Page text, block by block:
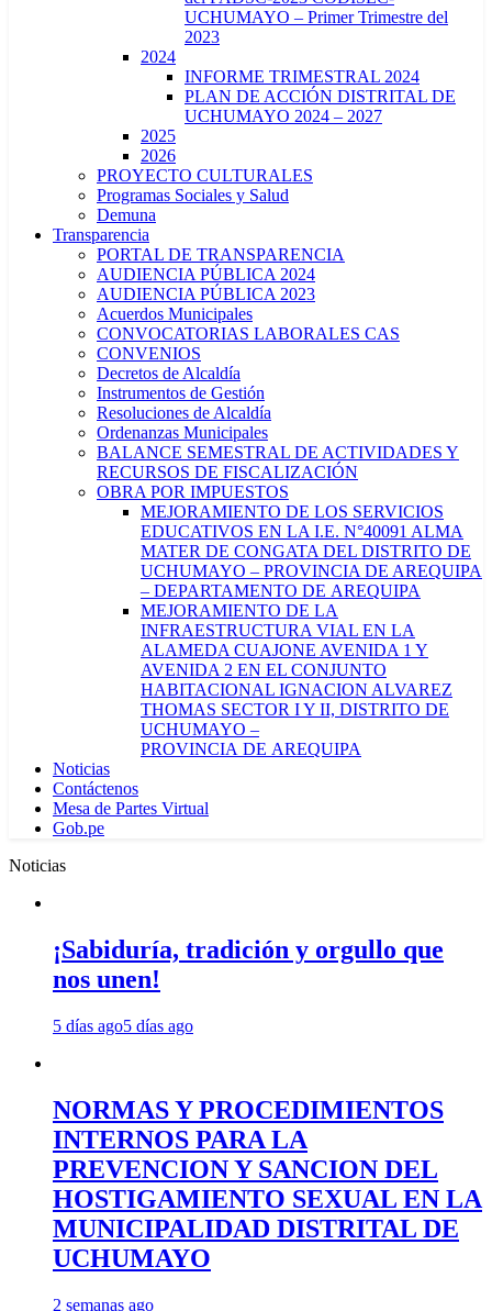
UCHUMAYO – Primer Trimestre del
2023
2024
INFORME TRIMESTRAL 2024
PLAN DE ACCIÓN DISTRITAL DE
UCHUMAYO 2024 – 2027
2025
2026
PROYECTO CULTURALES
Programas Sociales y Salud
Demuna
Transparencia
PORTAL DE TRANSPARENCIA
AUDIENCIA PÚBLICA 2024
AUDIENCIA PÚBLICA 2023
Acuerdos Municipales
CONVOCATORIAS LABORALES CAS
CONVENIOS
Decretos de Alcaldía
Instrumentos de Gestión
Resoluciones de Alcaldía
Ordenanzas Municipales
BALANCE SEMESTRAL DE ACTIVIDADES Y
RECURSOS DE FISCALIZACIÓN
OBRA POR IMPUESTOS
MEJORAMIENTO DE LOS SERVICIOS
EDUCATIVOS EN LA I.E. N°40091 ALMA
MATER DE CONGATA DEL DISTRITO DE
UCHUMAYO – PROVINCIA DE AREQUIPA
– DEPARTAMENTO DE AREQUIPA
MEJORAMIENTO DE LA
INFRAESTRUCTURA VIAL EN LA
ALAMEDA CUAJONE AVENIDA 1 Y
AVENIDA 2 EN EL CONJUNTO
HABITACIONAL IGNACION ALVAREZ
THOMAS SECTOR I Y II, DISTRITO DE
UCHUMAYO –
PROVINCIA DE AREQUIPA
Noticias
Contáctenos
Mesa de Partes Virtual
Gob.pe
Noticias
¡Sabiduría, tradición y orgullo que
nos unen!
5 días ago5 días ago
NORMAS Y PROCEDIMIENTOS
INTERNOS PARA LA
PREVENCION Y SANCION DEL
HOSTIGAMIENTO SEXUAL EN LA
MUNICIPALIDAD DISTRITAL DE
UCHUMAYO
2 semanas ago